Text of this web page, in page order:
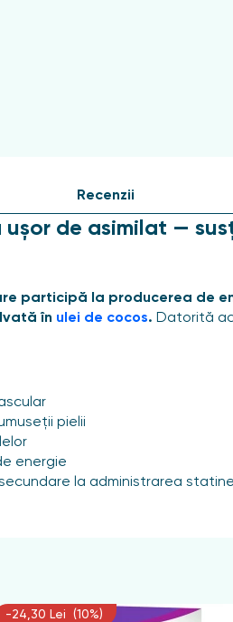
ușor de asimilat —
participă la producerea de
în ulei de cocos. Datorită
pielii
energie
la administrarea
de coenzima Q10
de coenzima Q10
celulară.
Recenzii
-24,30 Lei (10%)